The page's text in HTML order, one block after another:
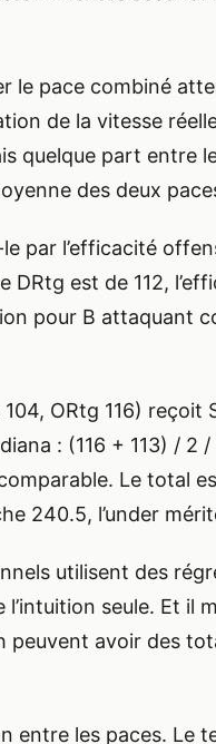
le pace combiné
de la vitesse
quelque part
des deux
par l’efficacité
est de 112,
pour B
ORtg 116)
: (116 + 113) /
Le total
240.5, l’under
utilisent des
seule. Et
avoir des
les paces. Le